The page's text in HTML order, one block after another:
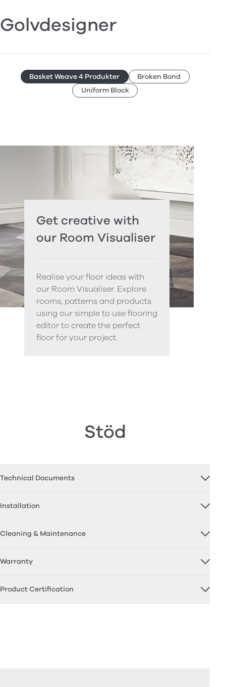
Golvdesigner
Basket Weave 4 Produkter
Broken Bond
Uniform Block
Get creative with
our Room Visualiser
Realise your floor ideas with
our Room Visualiser. Explore
rooms, patterns and products
using our simple to use flooring
editor to create the perfect
floor for your project.
Stöd
Technical Documents
Installation
Cleaning & Maintenance
Warranty
Product Certification